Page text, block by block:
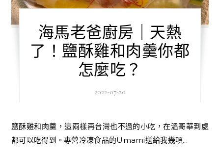
海馬老爸廚房｜天熱
了！鹽酥雞和肉羹你都
怎麼吃？
2022-07-20
鹽酥雞和肉羹，這兩樣再台灣也不過的小吃，在溫哥華到處
都可以吃得到。專營冷凍食品的Umami送給我幾項...